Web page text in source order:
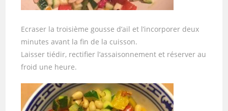
Ecraser la troisième gousse d’ail et l’incorporer deux
minutes avant la fin de la cuisson.
Laisser tiédir, rectifier l’assaisonnement et réserver au
froid une heure.